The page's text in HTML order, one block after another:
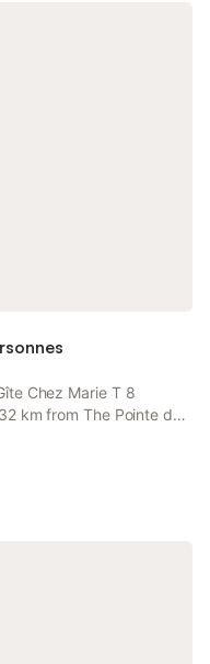
Chez Marie T 8
km from The Pointe du
Abbey. This property
and free WiFi.